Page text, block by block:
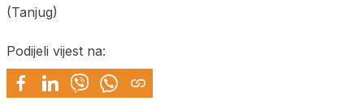
(Tanjug)
Podijeli vijest na: